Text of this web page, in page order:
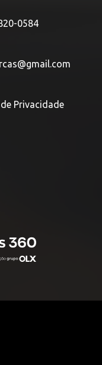
0584
Privacidade